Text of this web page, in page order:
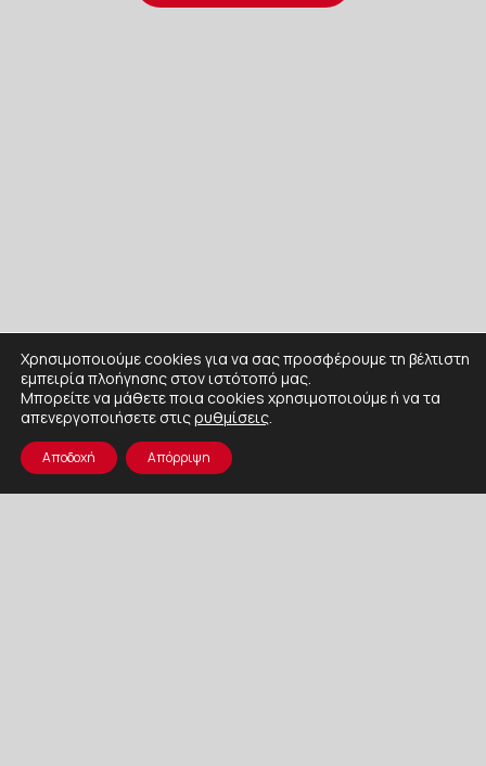
Χρησιμοποιούμε cookies για να σας προσφέρουμε τη βέλτιστη
εμπειρία πλοήγησης στον ιστότοπό μας.
Μπορείτε να μάθετε ποια cookies χρησιμοποιούμε ή να τα
απενεργοποιήσετε στιςρυθμίσεις.
Αποδοχή Απόρριψη